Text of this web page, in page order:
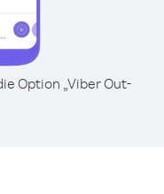
Option „Viber Out-